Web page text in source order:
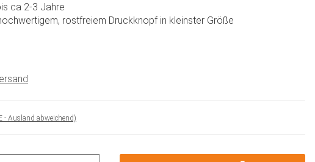
ca 2-3 Jahre
rostfreiem Druckknopf in kleinster Größe
- Ausland abweichend)